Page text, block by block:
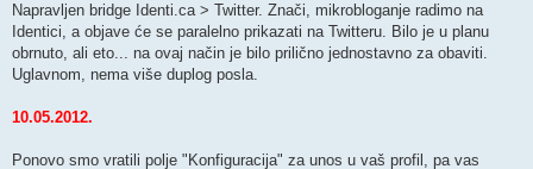
Napravljen bridge Identi.ca > Twitter. Znači, mikrobloganje radimo na
Identici, a objave će se paralelno prikazati na Twitteru. Bilo je u planu
obrnuto, ali eto... na ovaj način je bilo prilično jednostavno za obaviti.
Uglavnom, nema više duplog posla.
10.05.2012.
Ponovo smo vratili polje "Konfiguracija" za unos u vaš profil, pa vas